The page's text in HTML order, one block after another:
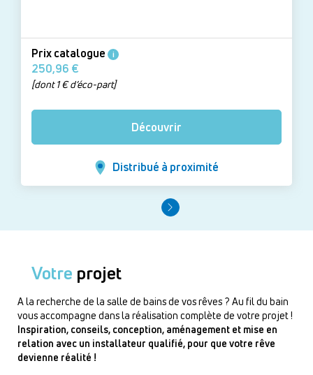
Prix catalogue i
250,96 €
[dont 1 € d’éco-part]
Découvrir
Distribué à proximité
Votre projet
A la recherche de la salle de bains de vos rêves ? Au fil du bain
vous accompagne dans la réalisation complète de votre projet !
Inspiration, conseils, conception, aménagement et mise en
relation avec un installateur qualifié, pour que votre rêve
devienne réalité !